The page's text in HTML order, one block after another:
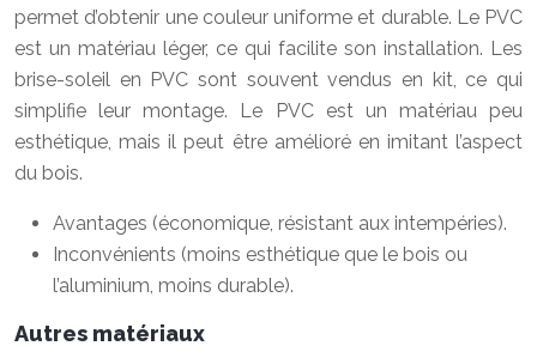
permet d’obtenir une couleur uniforme et durable. Le PVC
est un matériau léger, ce qui facilite son installation. Les
brise-soleil en PVC sont souvent vendus en kit, ce qui
simplifie leur montage. Le PVC est un matériau peu
esthétique, mais il peut être amélioré en imitant l’aspect
du bois.
Avantages (économique, résistant aux intempéries).
Inconvénients (moins esthétique que le bois ou
l’aluminium, moins durable).
Autres matériaux